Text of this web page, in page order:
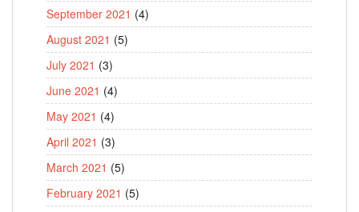
September 2021 (4)
August 2021 (5)
July 2021 (3)
June 2021 (4)
May 2021 (4)
April 2021 (3)
March 2021 (5)
February 2021 (5)